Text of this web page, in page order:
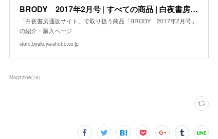
BRODY 2017年2月号 | すべての商品 | 白夜書房通販サイト
「白夜書房通販サイト」で取り扱う商品「BRODY 2017年2月号」
の紹介・購入ページ
store.byakuya-shobo.co.jp
Magazine(76)